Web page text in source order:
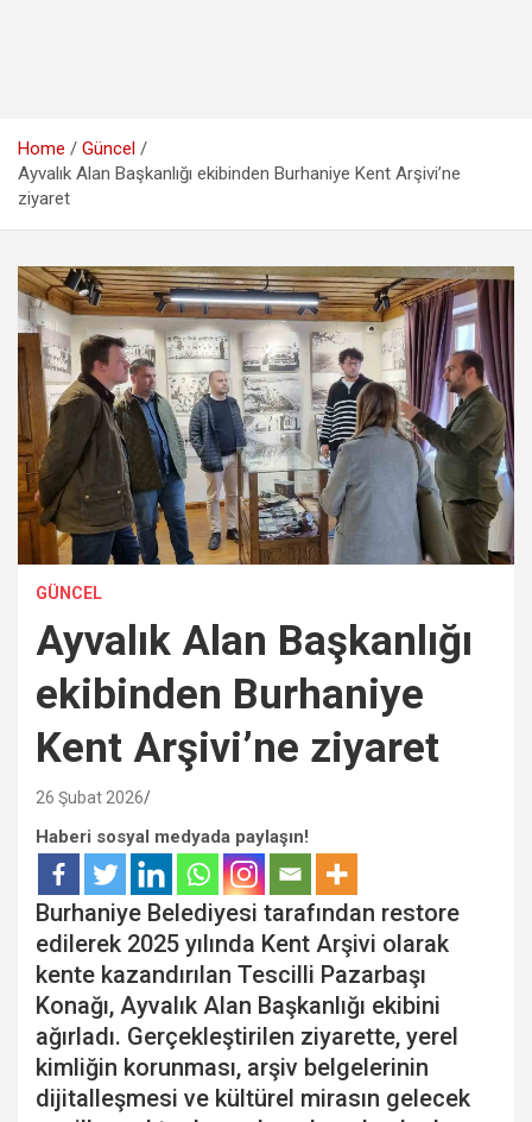
Home
Güncel
Ayvalık Alan Başkanlığı ekibinden Burhaniye Kent Arşivi’ne
ziyaret
GÜNCEL
Ayvalık Alan Başkanlığı
ekibinden Burhaniye
Kent Arşivi’ne ziyaret
26 Şubat 2026
Haberi sosyal medyada paylaşın!
Burhaniye Belediyesi tarafından restore
edilerek 2025 yılında Kent Arşivi olarak
kente kazandırılan Tescilli Pazarbaşı
Konağı, Ayvalık Alan Başkanlığı ekibini
ağırladı. Gerçekleştirilen ziyarette, yerel
kimliğin korunması, arşiv belgelerinin
dijitalleşmesi ve kültürel mirasın gelecek